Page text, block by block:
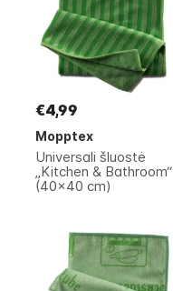
€4,99
Mopptex
Universali šluostė
„Kitchen & Bathroom“
(40x40 cm)